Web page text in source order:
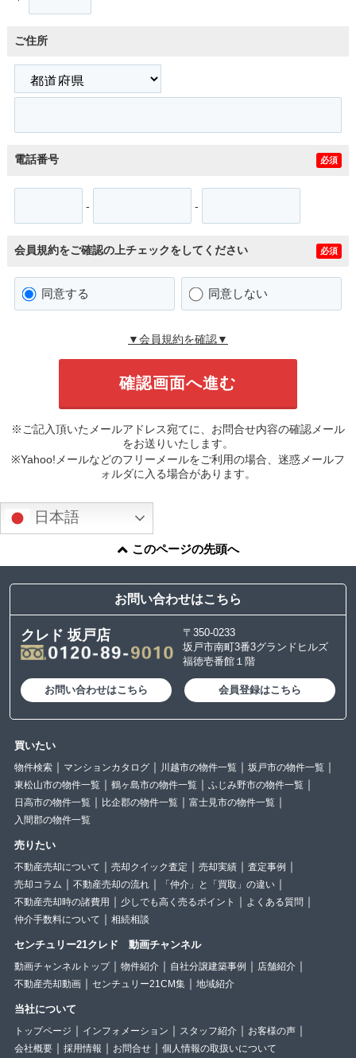
ご住所
電話番号 必須
- -
会員規約をご確認の上チェックをしてください 必須
同意する 同意しない
▼会員規約を確認▼
※ご記入頂いたメールアドレス宛てに、お問合せ内容の確認メール
をお送りいたします。
※Yahoo!メールなどのフリーメールをご利用の場合、迷惑メールフ
ォルダに入る場合があります。
日本語
このページの先頭へ
お問い合わせはこちら
クレド 坂戸店
〒350-0233
坂戸市南町3番3グランドヒルズ
福徳壱番館１階
お問い合わせはこちら 会員登録はこちら
買いたい
物件検索 マンションカタログ 川越市の物件一覧
坂戸市の物件一覧
東松山市の物件一覧
鶴ヶ島市の物件一覧
ふじみ野市の物件一覧
日高市の物件一覧
比企郡の物件一覧
富士見市の物件一覧
入間郡の物件一覧
売りたい
不動産売却について 売却クイック査定 売却実績
査定事例
売却コラム
不動産売却の流れ
「仲介」と「買取」の違い
不動産売却時の諸費用
少しでも高く売るポイント
よくある質問
仲介手数料について
相続相談
センチュリー21クレド 動画チャンネル
動画チャンネルトップ 物件紹介 自社分譲建築事例
店舗紹介
不動産売却動画
センチュリー21CM集 地域紹介
当社について
トップページ インフォメーション スタッフ紹介
お客様の声
会社概要
採用情報 お問合せ 個人情報の取扱いについて